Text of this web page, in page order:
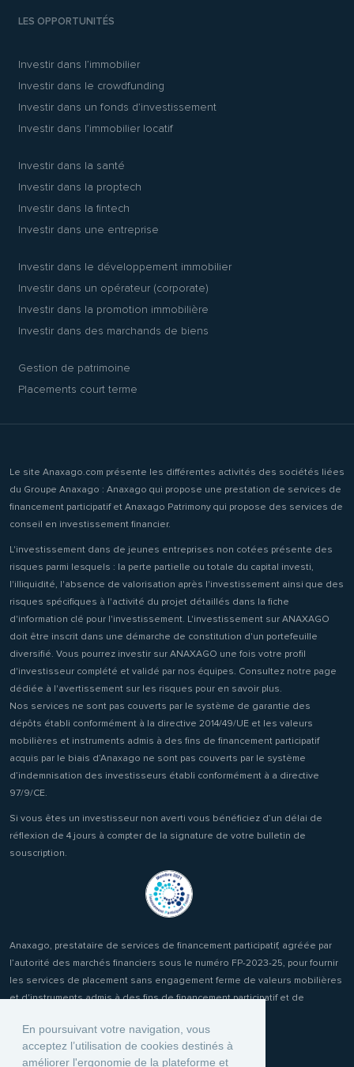
En poursuivant votre navigation, vous
acceptez l’utilisation de cookies destinés à
améliorer l'ergonomie de la plateforme et
LES OPPORTUNITÉS
Investir dans l’immobilier
Investir dans le crowdfunding
Investir dans un fonds d’investissement
Investir dans l’immobilier locatif
Investir dans la santé
Investir dans la proptech
Investir dans la fintech
Investir dans une entreprise
Investir dans le développement immobilier
Investir dans un opérateur (corporate)
Investir dans la promotion immobilière
Investir dans des marchands de biens
Gestion de patrimoine
Placements court terme
Le site Anaxago.com présente les différentes activités des sociétés liées
du Groupe Anaxago : Anaxago qui propose une prestation de services de
financement participatif et Anaxago Patrimony qui propose des services de
conseil en investissement financier.
L'investissement dans de jeunes entreprises non cotées présente des
risques parmi lesquels : la perte partielle ou totale du capital investi,
l'illiquidité, l'absence de valorisation après l'investissement ainsi que des
risques spécifiques à l'activité du projet détaillés dans la fiche
d'information clé pour l'investissement. L'investissement sur ANAXAGO
doit être inscrit dans une démarche de constitution d'un portefeuille
diversifié. Vous pourrez investir sur ANAXAGO une fois votre profil
d'investisseur complété et validé par nos équipes. Consultez notre page
dédiée à l'avertissement sur les risques pour en savoir plus.
Nos services ne sont pas couverts par le système de garantie des
dépôts établi conformément à la directive 2014/49/UE et les valeurs
mobilières et instruments admis à des fins de financement participatif
acquis par le biais d’Anaxago ne sont pas couverts par le système
d’indemnisation des investisseurs établi conformément à a directive
97/9/CE.
Si vous êtes un investisseur non averti vous bénéficiez d’un délai de
réflexion de 4 jours à compter de la signature de votre bulletin de
souscription.
Anaxago, prestataire de services de financement participatif, agréée par
l’autorité des marchés financiers sous le numéro FP-2023-25, pour fournir
les services de placement sans engagement ferme de valeurs mobilières
et d'instruments admis à des fins de financement participatif et de